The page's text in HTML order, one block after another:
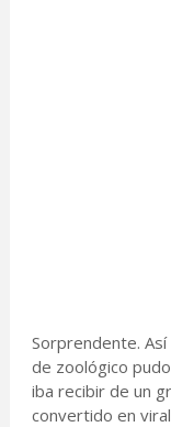
Sorprendente.
de zoológico
iba recibir de un
convertido en